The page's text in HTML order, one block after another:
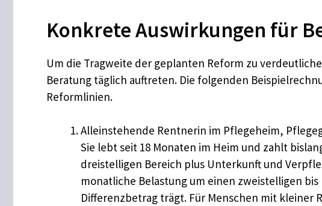
Konkrete Auswirkungen für
Um die Tragweite der geplanten Reform zu
Beratung täglich auftreten. Die folgenden
Reformlinien.
Alleinstehende Rentnerin im Pflegeheim,
Sie lebt seit 18 Monaten im Heim und zahlt
dreistelligen Bereich plus Unterkunft und
monatliche Belastung um einen zweistelligen
Differenzbetrag trägt. Für Menschen mit kleiner